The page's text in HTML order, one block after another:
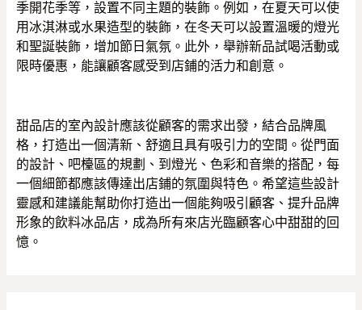
季開花季等，設置不同主題的裝飾。例如，在夏天可以使
用冰淇淋或水果造型的裝飾，在冬天可以設置溫暖的燈光
和聖誕裝飾，增加節日氣氛。此外，舉辦新品試喝活動或
限時優惠，能讓顧客感受到店鋪的活力和創意。
甜品店的室內設計應該從顧客的需求出發，結合品牌風
格，打造出一個清新、舒適且具有吸引力的空間。從門面
的設計、吧檯區的規劃、到燈光、色彩和音樂的搭配，每
一個細節都應該傳達出店鋪的氛圍與特色。希望這些設計
靈感和建議能幫助你打造出一個能夠吸引顧客、提升品牌
形象的飲料冰品店，成為所有來店光臨顧客心中甜甜的回
憶。